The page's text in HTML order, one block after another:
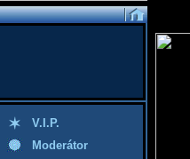
V.I.P.
Moderátor